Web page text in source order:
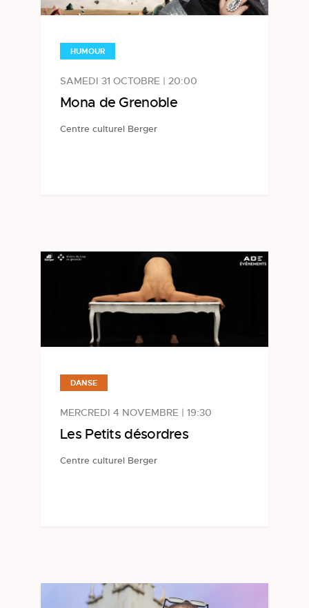
HUMOUR
SAMEDI 31 OCTOBRE | 20:00
Mona de Grenoble
Centre culturel Berger
DANSE
MERCREDI 4 NOVEMBRE | 19:30
Les Petits désordres
Centre culturel Berger